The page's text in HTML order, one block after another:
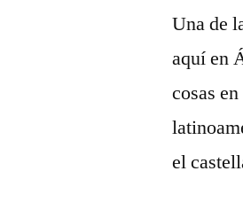
Una de
aquí en
cosas
el